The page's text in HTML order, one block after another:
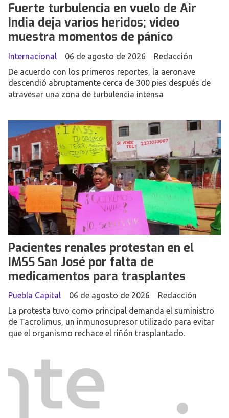
Fuerte turbulencia en vuelo de Air
India deja varios heridos; video
muestra momentos de pánico
Redacción
Internacional
06 de agosto de 2026
De acuerdo con los primeros reportes, la aeronave
descendió abruptamente cerca de 300 pies después de
atravesar una zona de turbulencia intensa
Pacientes renales protestan en el
IMSS San José por falta de
medicamentos para trasplantes
Redacción
Puebla Capital
06 de agosto de 2026
La protesta tuvo como principal demanda el suministro
de Tacrolimus, un inmunosupresor utilizado para evitar
que el organismo rechace el riñón trasplantado.